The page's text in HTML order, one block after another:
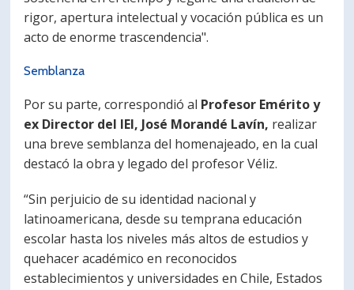
rigor, apertura intelectual y vocación pública es un
acto de enorme trascendencia".
Semblanza
Por su parte, correspondió al Profesor Emérito y
ex Director del IEI, José Morandé Lavín, realizar
una breve semblanza del homenajeado, en la cual
destacó la obra y legado del profesor Véliz.
“Sin perjuicio de su identidad nacional y
latinoamericana, desde su temprana educación
escolar hasta los niveles más altos de estudios y
quehacer académico en reconocidos
establecimientos y universidades en Chile, Estados